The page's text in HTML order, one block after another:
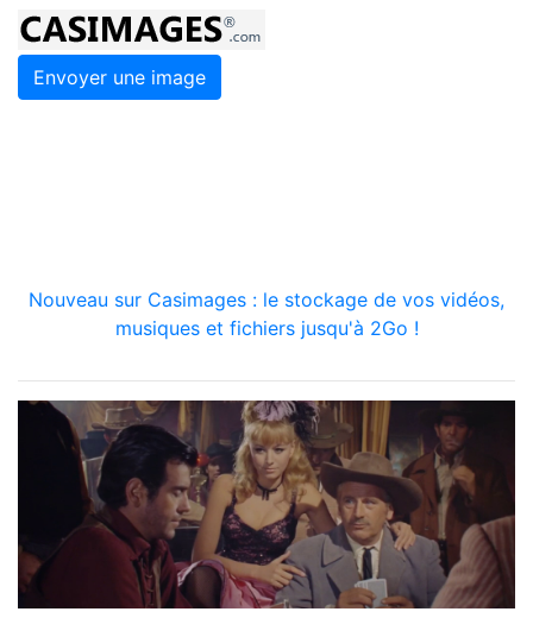
Envoyer une image
Nouveau sur Casimages : le stockage de vos vidéos,
musiques et fichiers jusqu'à 2Go !